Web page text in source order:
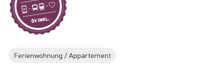
Ferienwohnung / Appartement